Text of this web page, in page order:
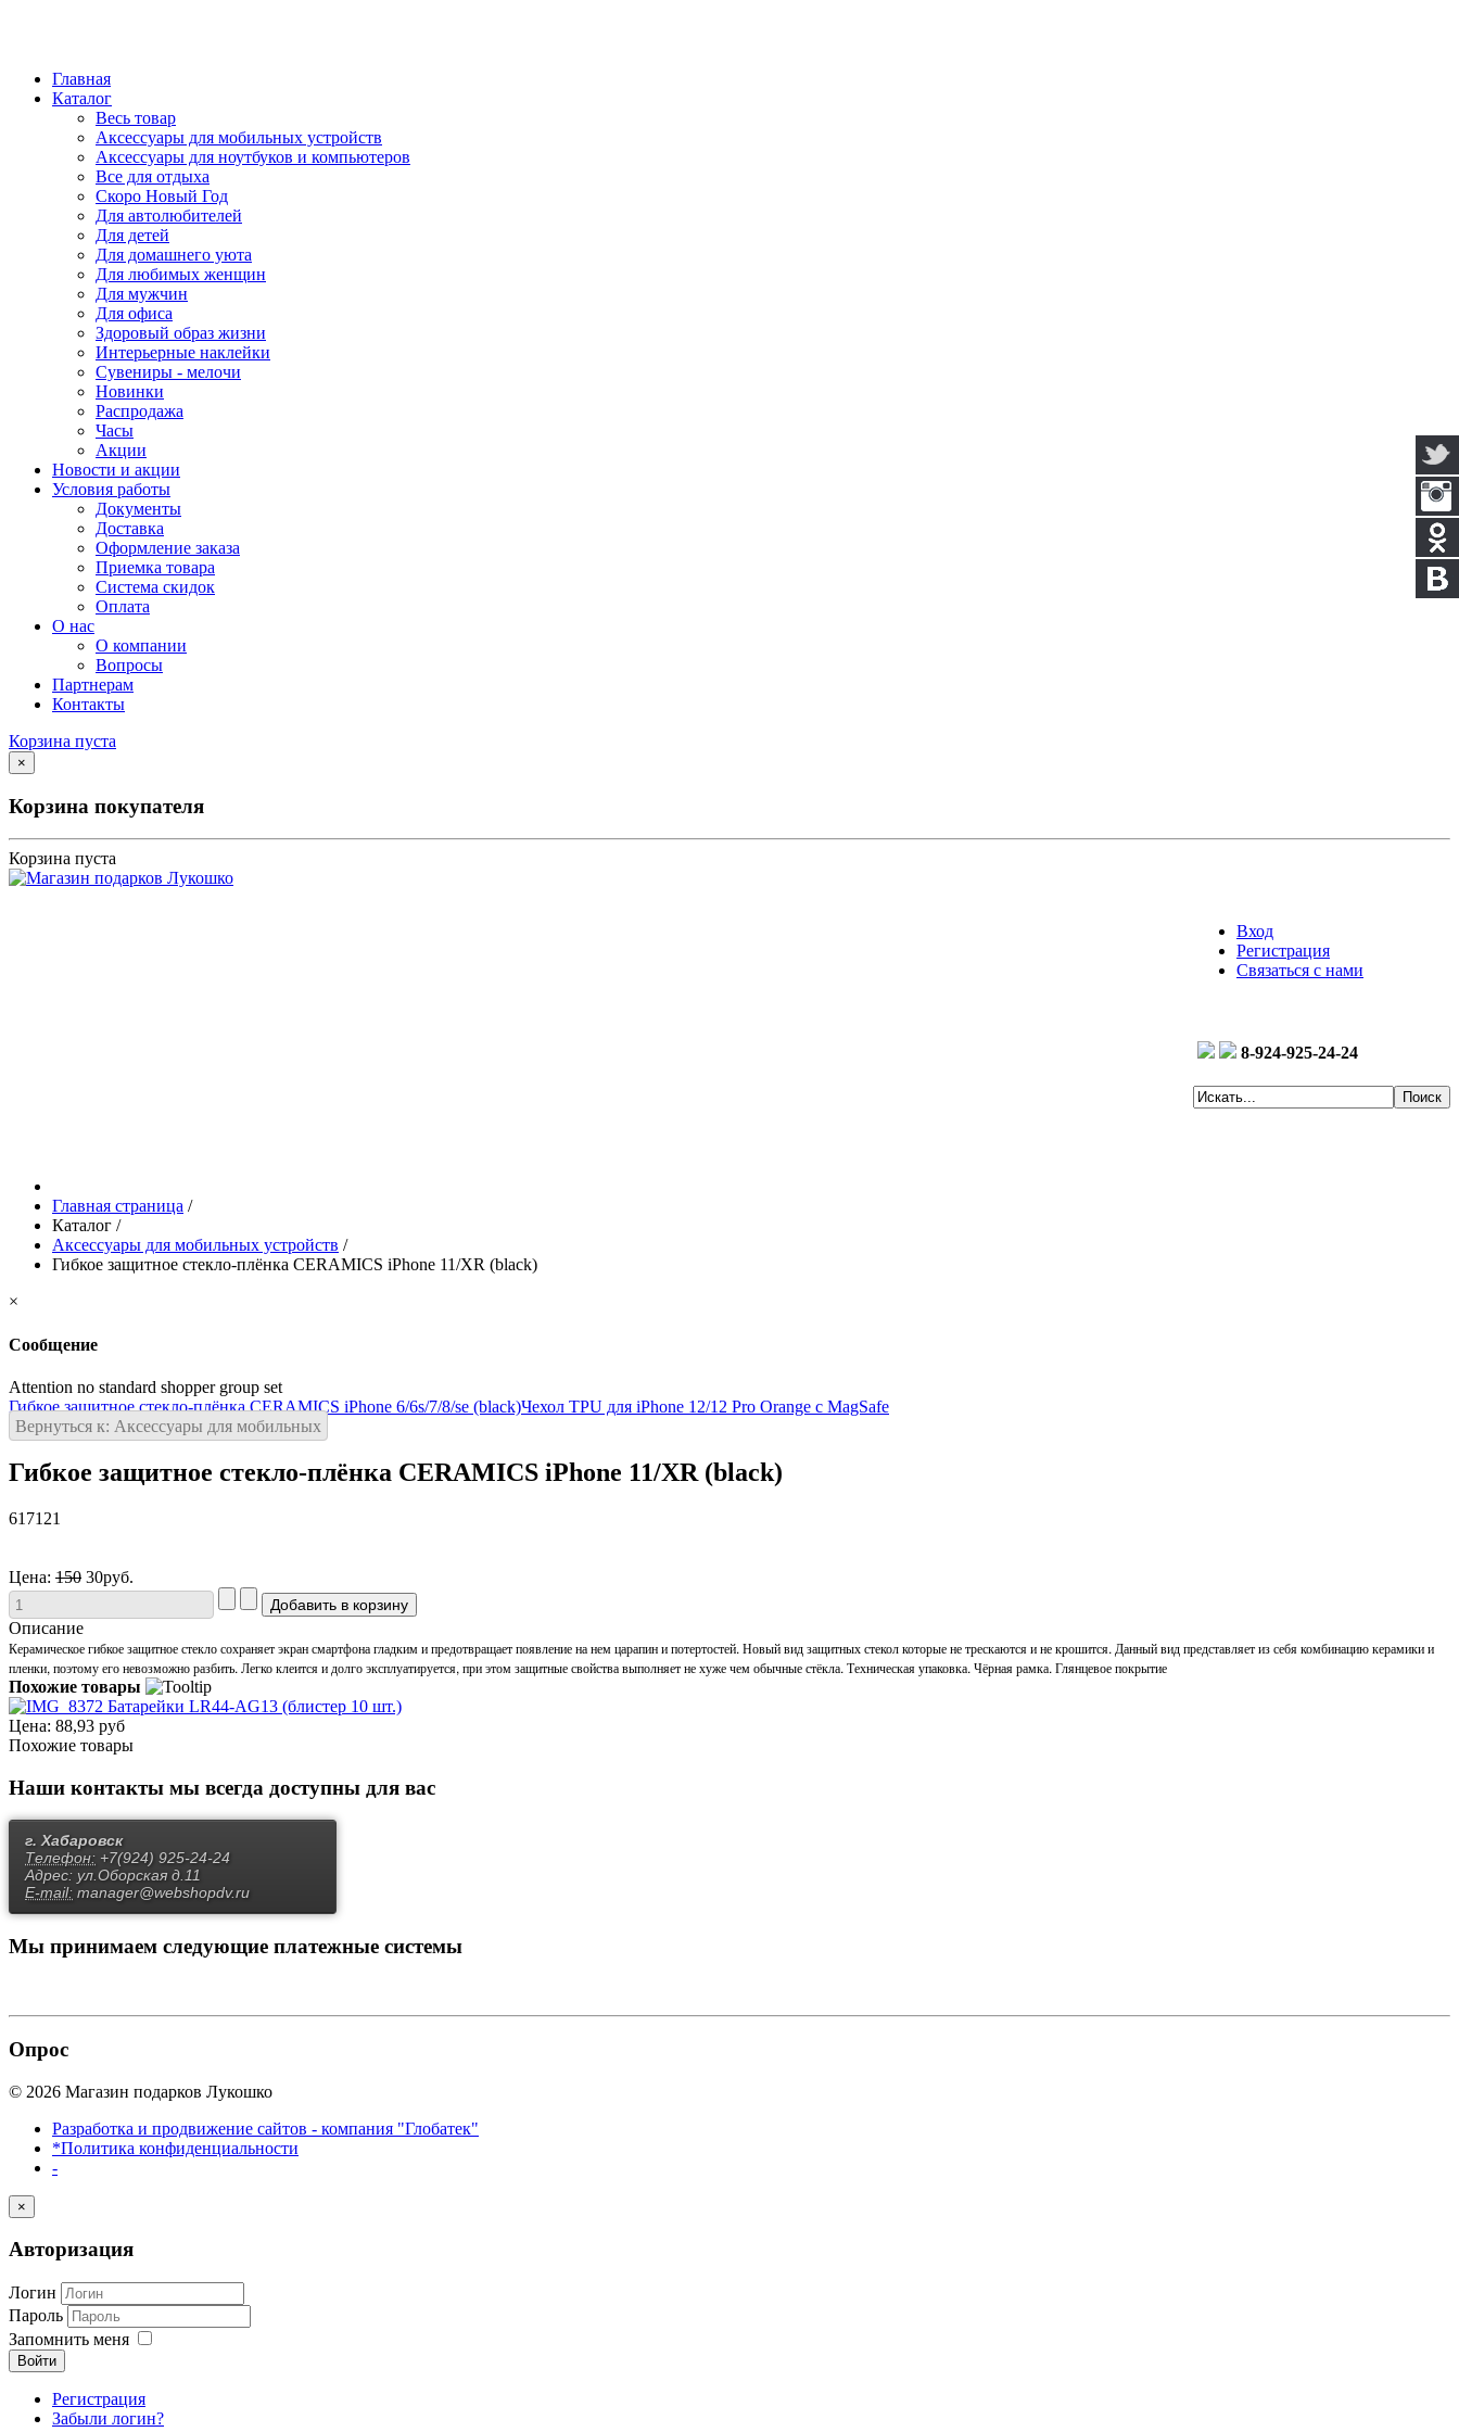
Главная
Каталог
Весь товар
Аксессуары для мобильных устройств
Аксессуары для ноутбуков и компьютеров
Все для отдыха
Скоро Новый Год
Для автолюбителей
Для детей
Для домашнего уюта
Для любимых женщин
Для мужчин
Для офиса
Здоровый образ жизни
Интерьерные наклейки
Сувениры - мелочи
Новинки
Распродажа
Часы
Акции
Новости и акции
Условия работы
Документы
Доставка
Оформление заказа
Приемка товара
Система скидок
Оплата
О нас
О компании
Вопросы
Партнерам
Контакты
Корзина пуста
×
Корзина покупателя
Корзина пуста
Вход
Регистрация
Связаться с нами
8-924-925-24-24
Главная страница /
Каталог /
Аксессуары для мобильных устройств /
Гибкое защитное стекло-плёнка CERAMICS iPhone 11/XR (black)
×
Сообщение
Attention no standard shopper group set
Гибкое защитное стекло-плёнка CERAMICS iPhone 6/6s/7/8/se (black)Чехол TPU для iPhone 12/12 Pro Orange с MagSafe
Вернуться к: Аксессуары для мобильных
Гибкое защитное стекло-плёнка CERAMICS iPhone 11/XR (black)
617121
Цена: 150 30руб.
Описание
Керамическое гибкое защитное стекло сохраняет экран смартфона гладким и предотвращает появление на нем царапин и потертостей. Новый вид защитных стекол которые не трескаются и не крошится. Данный вид представляет из себя комбинацию керамики и
пленки, поэтому его невозможно разбить. Легко клеится и долго эксплуатируется, при этом защитные свойства выполняет не хуже чем обычные стёкла. Техническая упаковка. Чёрная рамка. Глянцевое покрытие
Похожие товары
Батарейки LR44-AG13 (блистер 10 шт.)
Цена: 88,93 руб
Похожие товары
Наши контакты мы всегда доступны для вас
г. Хабаровск
Телефон: +7(924) 925-24-24
Адрес: ул.Оборская д.11
E-mail: manager@webshopdv.ru
Мы принимаем следующие платежные системы
Опрос
© 2026 Магазин подарков Лукошко
Разработка и продвижение сайтов - компания "Глобатек"
*Политика конфиденциальности
-
×
Авторизация
Логин
Пароль
Запомнить меня
Войти
Регистрация
Забыли логин?